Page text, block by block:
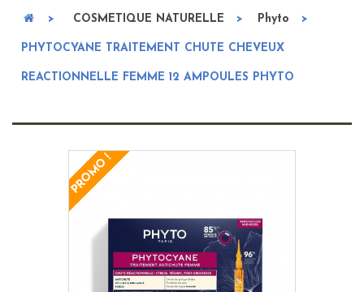
> COSMETIQUE NATURELLE > Phyto >
PHYTOCYANE TRAITEMENT CHUTE CHEVEUX
REACTIONNELLE FEMME 12 AMPOULES PHYTO
PROMO !